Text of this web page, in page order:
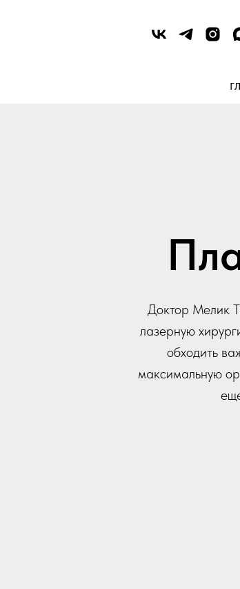
Доктор Мелик
лазерную
обходить
максимальную